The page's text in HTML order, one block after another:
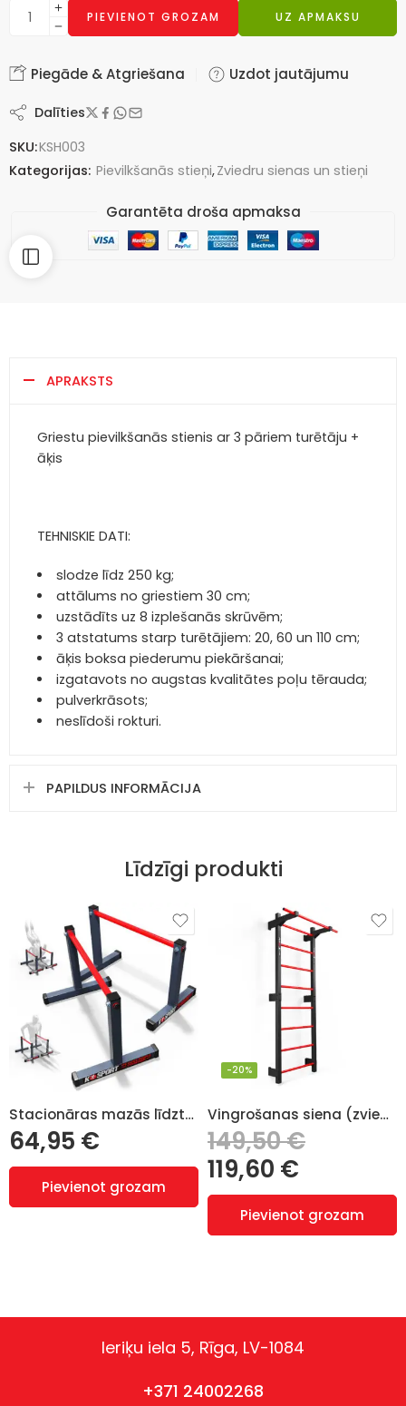
PIEVIENOT GROZAM UZ APMAKSU
Piegāde & Atgriešana Uzdot jautājumu
Dalīties
SKU:KSH003
Kategorijas: Pievilkšanās stieņi,Zviedru sienas un stieņi
Garantēta droša apmaksa
APRAKSTS
Griestu pievilkšanās stienis ar 3 pāriem turētāju +
āķis
TEHNISKIE DATI:
slodze līdz 250 kg;
attālums no griestiem 30 cm;
uzstādīts uz 8 izplešanās skrūvēm;
3 atstatums starp turētājiem: 20, 60 un 110 cm;
āķis boksa piederumu piekāršanai;
izgatavots no augstas kvalitātes poļu tērauda;
pulverkrāsots;
neslīdoši rokturi.
PAPILDUS INFORMĀCIJA
Līdzīgi produkti
Stacionāras mazās līdztekas KSH009
64,95 €
Pievienot grozam
Vingrošanas siena (zviedru siena) KSSL094 (Gymnastics wall (Swedish wall)
-20%
149,50€
119,60 €
Pievienot grozam
Ieriķu iela 5, Rīga, LV-1084
+371 24002268